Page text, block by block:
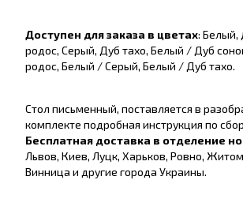
Доступен для заказа в цветах: Белый,
родос, Серый, Дуб тахо, Белый / Дуб
родос, Белый / Серый, Белый / Дуб тахо.
Стол письменный, поставляется в
комплекте подробная инструкция по
Бесплатная доставка в отделение
Львов, Киев, Луцк, Харьков, Ровно,
Винница и другие города Украины.